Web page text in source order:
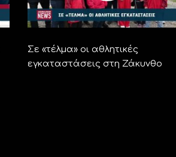
Σε «τέλμα» οι αθλητικές
εγκαταστάσεις στη Ζάκυνθο